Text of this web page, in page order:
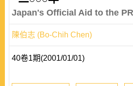
Japan's Official Aid to the
陳伯志 (Bo-Chih Chen)
40卷1期(2001/01/01)